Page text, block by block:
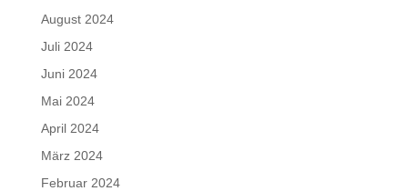
August 2024
Juli 2024
Juni 2024
Mai 2024
April 2024
März 2024
Februar 2024